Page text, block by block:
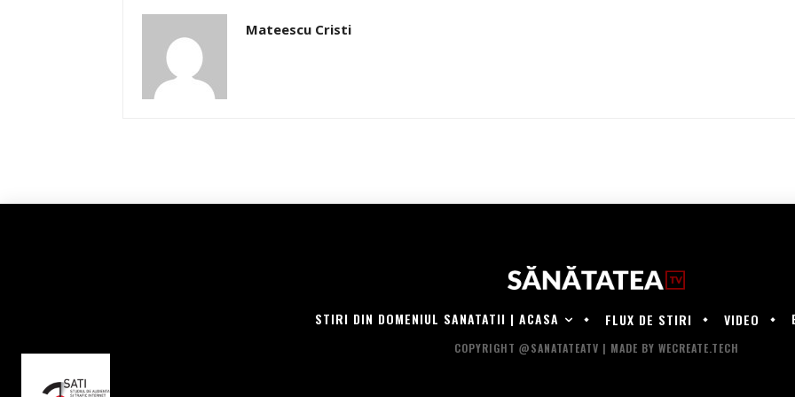
Mateescu Cristi
STIRI DIN DOMENIUL SANATATII | ACASA FLUX DE STIRI VIDEO
COPYRIGHT @SANATATEATV | MADE BY WECREATE.TECH